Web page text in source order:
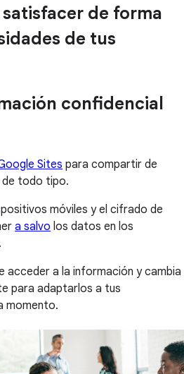
de forma
de tus
confidencial
Sites para compartir de
todo tipo.
móviles y el cifrado de
a salvo los datos en los
acceder a la información y cambia
para adaptarlos a tus
momento.